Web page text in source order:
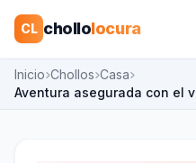
CL chollolocura
Inicio Chollos Casa
Aventura asegurada con el